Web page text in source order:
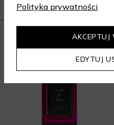
Polityka prywatności
EDYTUJ
AKCEPTUJ